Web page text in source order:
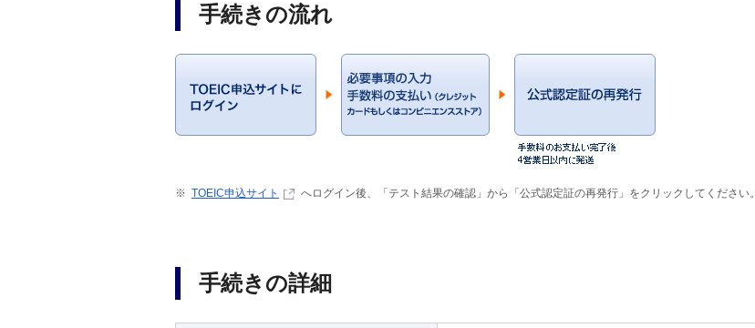
手続きの流れ
TOEIC申込サイト へログイン後、「テスト結果の確認」から「公式認定証の再発行」をクリックしてください。
手続きの詳細